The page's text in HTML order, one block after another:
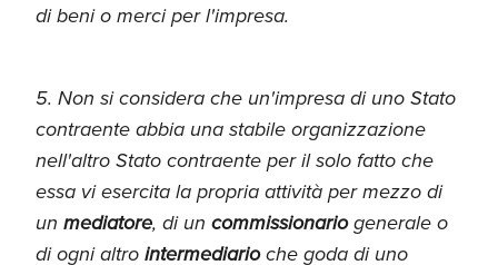
di beni o merci per l'impresa.
5. Non si considera che un'impresa di uno Stato
contraente abbia una stabile organizzazione
nell'altro Stato contraente per il solo fatto che
essa vi esercita la propria attività per mezzo di
un mediatore, di un commissionariogenerale o
di ogni altrointermediarioche goda di uno